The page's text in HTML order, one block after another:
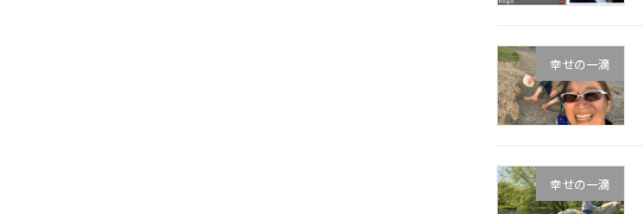
幸せの一滴
幸せの一滴